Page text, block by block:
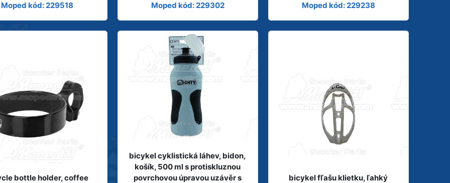
Moped kód: 229518
Moped kód: 229302
Moped kód: 229238
bottle holder, coffee
bicykel cyklistická láhev, bidon,
košík, 500 ml s protiskluznou
povrchovou úpravou uzávěr s
bicykel fľašu klietku, ľahký